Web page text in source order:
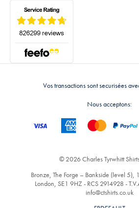
Vos transactions sont securisées
Nous acceptons:
© 2026 Charles Tyrwhitt
Bronze, The Forge – Bankside (level 5),
London, SE1 9HZ - RCS 2914928 -
info@ctshirts.co.uk